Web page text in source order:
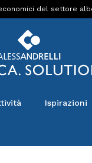
del settore
Ispirazioni